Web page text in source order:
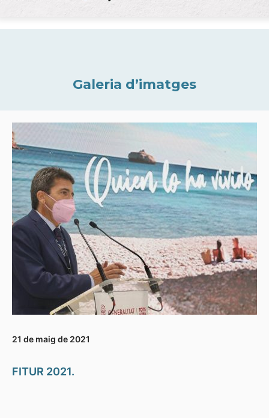
Galeria d’imatges
21 de maig de 2021
FITUR 2021.